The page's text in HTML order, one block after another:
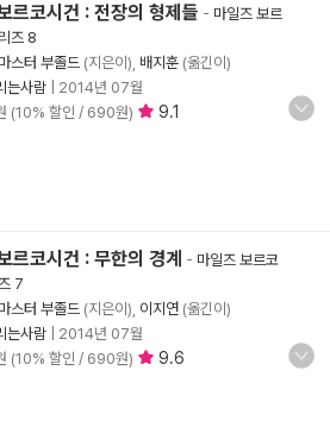
르코시건 : 전장의 형제들 - 마일즈 보르
즈 8
스터 부졸드 (지은이), 배지훈 (옮긴이)
는사람
2014년 07월
(10% 할인 / 690원)
9.1
르코시건 : 무한의 경계 - 마일즈 보르코
7
스터 부졸드 (지은이), 이지연 (옮긴이)
는사람
2014년 07월
(10% 할인 / 690원)
9.6